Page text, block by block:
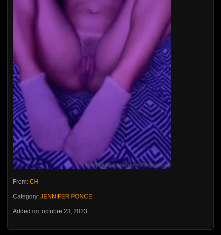
From: CH
Category: JENNIFER PONCE
Added on: octubre 23, 2023